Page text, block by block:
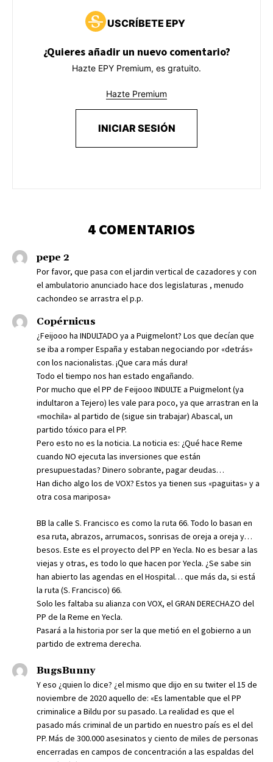
USCRÍBETE EPY
¿Quieres añadir un nuevo comentario?
Hazte EPY Premium, es gratuito.
Hazte Premium
INICIAR SESIÓN
4 COMENTARIOS
pepe 2
Por favor, que pasa con el jardin vertical de cazadores y con
el ambulatorio anunciado hace dos legislaturas , menudo
cachondeo se arrastra el p.p.
Copérnicus
¿Feijooo ha INDULTADO ya a Puigmelont? Los que decían que
se iba a romper España y estaban negociando por «detrás»
con los nacionalistas. ¡Que cara más dura!
Todo el tiempo nos han estado engañando.
Por mucho que el PP de Feijooo INDULTE a Puigmelont (ya
indultaron a Tejero) les vale para poco, ya que arrastran en la
«mochila» al partido de (sigue sin trabajar) Abascal, un
partido tóxico para el PP.
Pero esto no es la noticia. La noticia es: ¿Qué hace Reme
cuando NO ejecuta las inversiones que están
presupuestadas? Dinero sobrante, pagar deudas…
Han dicho algo los de VOX? Estos ya tienen sus «paguitas» y a
otra cosa mariposa»
BB la calle S. Francisco es como la ruta 66. Todo lo basan en
esa ruta, abrazos, arrumacos, sonrisas de oreja a oreja y…
besos. Este es el proyecto del PP en Yecla. No es besar a las
viejas y otras, es todo lo que hacen por Yecla. ¿Se sabe sin
han abierto las agendas en el Hospital… que más da, si está
la ruta (S. Francisco) 66.
Solo les faltaba su alianza con VOX, el GRAN DERECHAZO del
PP de la Reme en Yecla.
Pasará a la historia por ser la que metió en el gobierno a un
partido de extrema derecha.
BugsBunny
Y eso ¿quien lo dice? ¿el mismo que dijo en su twiter el 15 de
noviembre de 2020 aquello de: «Es lamentable que el PP
criminalice a Bildu por su pasado. La realidad es que el
pasado más criminal de un partido en nuestro país es el del
PP. Más de 300.000 asesinatos y ciento de miles de personas
encerradas en campos de concentración a las espaldas del